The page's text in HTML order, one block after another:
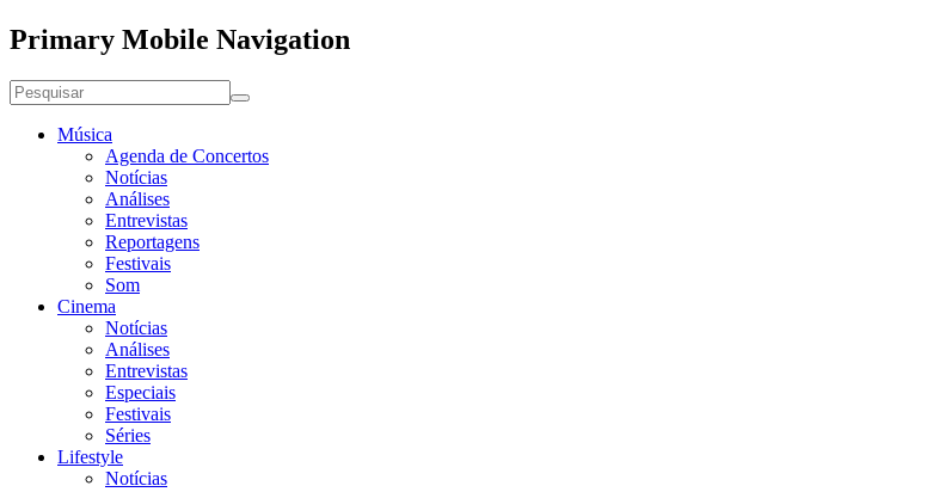
Primary Mobile Navigation
Música
Agenda de Concertos
Notícias
Análises
Entrevistas
Reportagens
Festivais
Som
Cinema
Notícias
Análises
Entrevistas
Especiais
Festivais
Séries
Lifestyle
Notícias